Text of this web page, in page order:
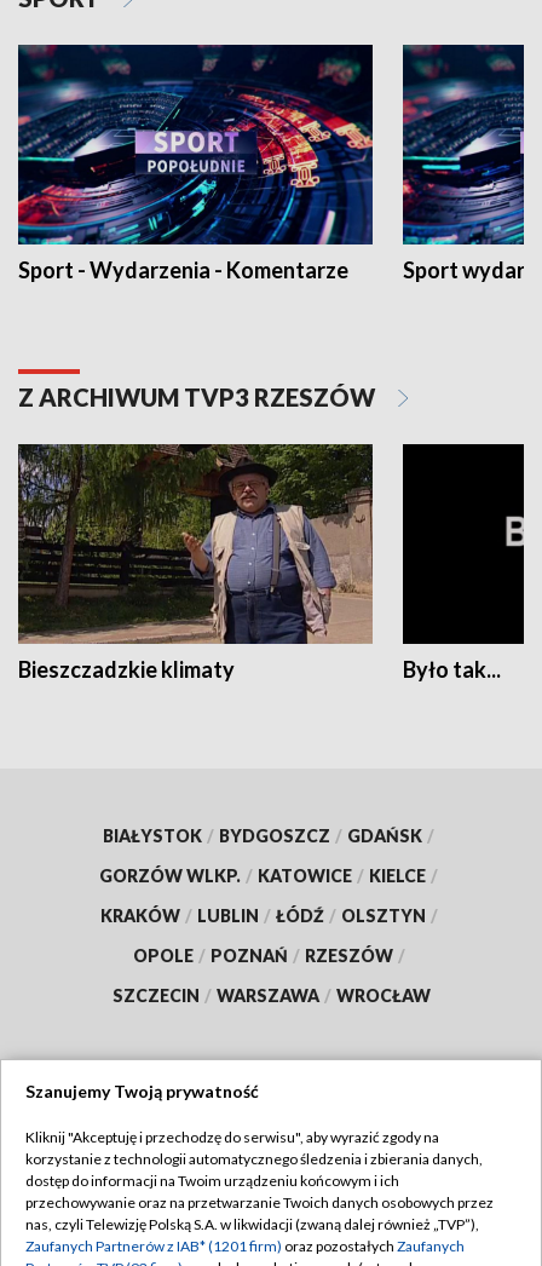
Sport - Wydarzenia - Komentarze Sport
Z ARCHIWUM TVP3 RZESZÓW
Bieszczadzkie klimaty Było tak...
BIAŁYSTOK / BYDGOSZCZ / GDAŃSK /
GORZÓW WLKP. / KATOWICE / KIELCE /
KRAKÓW / LUBLIN / ŁÓDŹ / OLSZTYN /
OPOLE / POZNAŃ / RZESZÓW /
SZCZECIN / WARSZAWA / WROCŁAW
TVP
Abonament TVP
Emisja w TVP
Regulamin TVP
Polityka prywatności
Szanujemy Twoją prywatność
Kliknij "Akceptuję i przechodzę do serwisu", aby wyrazić zgody na
korzystanie z technologii automatycznego śledzenia i zbierania danych,
dostęp do informacji na Twoim urządzeniu końcowym i ich
przechowywanie oraz na przetwarzanie Twoich danych osobowych przez
nas, czyli Telewizję Polską S.A. w likwidacji (zwaną dalej również „TVP”),
Zaufanych Partnerów z IAB* (1201 firm) oraz pozostałych Zaufanych